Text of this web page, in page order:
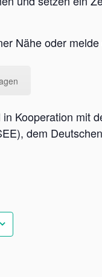
Nähe oder
Kooperation mit
dem